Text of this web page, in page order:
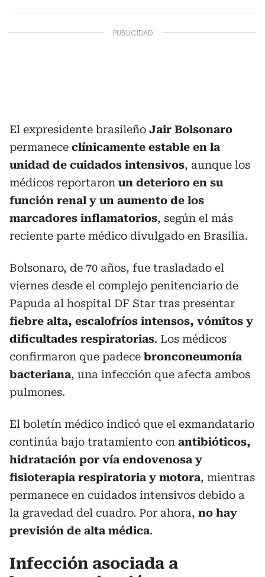
El expresidente brasileño Jair Bolsonaro
permanece clínicamente estable en la
unidad de cuidados intensivos, aunque los
médicos reportaron un deterioro en su
función renal y un aumento de los
marcadores inflamatorios, según el más
reciente parte médico divulgado en Brasilia.
Bolsonaro, de 70 años, fue trasladado el
viernes desde el complejo penitenciario de
Papuda al hospital DF Star tras presentar
fiebre alta, escalofríos intensos, vómitos y
dificultades respiratorias. Los médicos
confirmaron que padece bronconeumonía
bacteriana, una infección que afecta ambos
pulmones.
El boletín médico indicó que el exmandatario
continúa bajo tratamiento con antibióticos,
hidratación por vía endovenosa y
fisioterapia respiratoria y motora, mientras
permanece en cuidados intensivos debido a
la gravedad del cuadro. Por ahora, no hay
previsión de alta médica.
Infección asociada a